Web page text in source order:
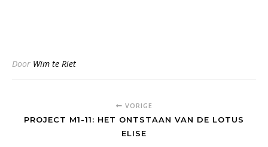
Door Wim te Riet
VORIGE
PROJECT M1-11: HET ONTSTAAN VAN DE LOTUS
ELISE